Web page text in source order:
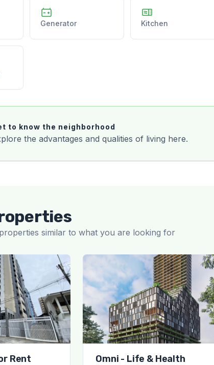
Generator Kitchen
to know the neighborhood
the advantages and qualities of living here.
similar to what you are looking for
Rent Omni - Life & Health